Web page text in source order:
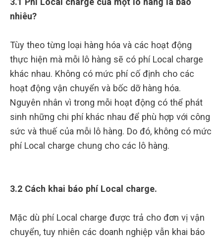
nhiêu?
Tùy theo từng loại hàng hóa và các hoạt động
thực hiện mà mỗi lô hàng sẽ có phí Local charge
khác nhau. Không có mức phí cố định cho các
hoạt động vận chuyển và bốc dỡ hàng hóa.
Nguyên nhân vì trong mỗi hoạt động có thể phát
sinh những chi phí khác nhau để phù hợp với công
sức và thuế của mỗi lô hàng. Do đó, không có mức
phí Local charge chung cho các lô hàng.
3.2 Cách khai báo phí Local charge.
Mặc dù phí Local charge được trả cho đơn vị vận
chuyển, tuy nhiên các doanh nghiệp vẫn khai báo